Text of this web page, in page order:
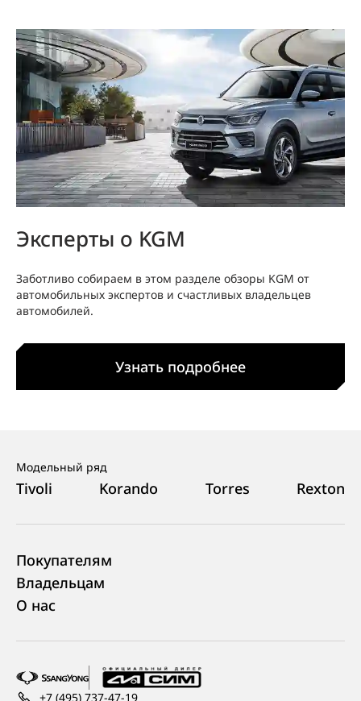
Эксперты о KGM
Заботливо собираем в этом разделе обзоры KGM от
автомобильных экспертов и счастливых владельцев
автомобилей.
Узнать подробнее
+7 (495) 737-47-19
Модельный ряд
Tivoli Korando Torres Rexton
Покупателям
Владельцам
О нас